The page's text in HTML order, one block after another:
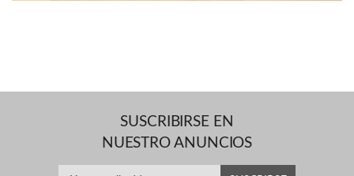
SUSCRIBIRSE EN
NUESTRO ANUNCIOS